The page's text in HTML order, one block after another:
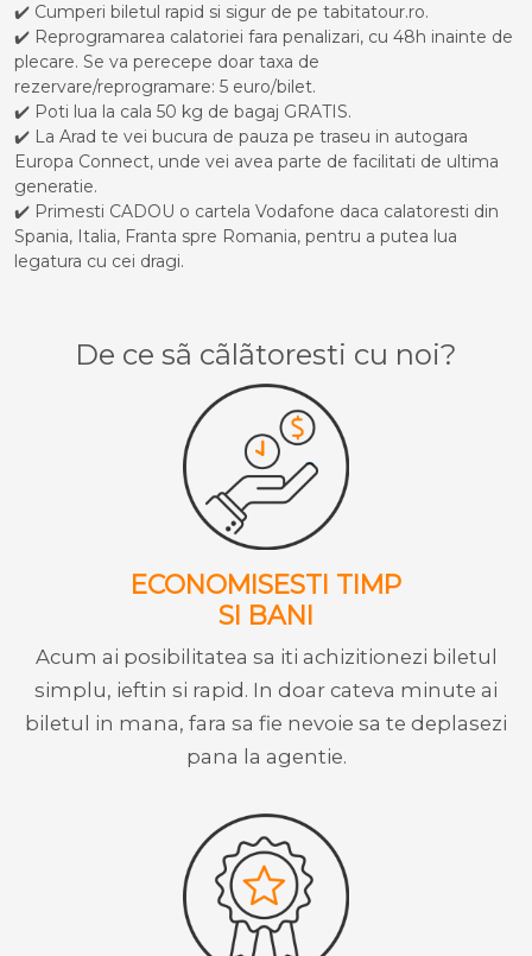
✔️ Cumperi biletul rapid si sigur de pe tabitatour.ro.
✔️ Reprogramarea calatoriei fara penalizari, cu 48h inainte de
plecare. Se va perecepe doar taxa de
rezervare/reprogramare: 5 euro/bilet.
✔️ Poti lua la cala 50 kg de bagaj GRATIS.
✔️ La Arad te vei bucura de pauza pe traseu in autogara
Europa Connect, unde vei avea parte de facilitati de ultima
generatie.
✔️ Primesti CADOU o cartela Vodafone daca calatoresti din
Spania, Italia, Franta spre Romania, pentru a putea lua
legatura cu cei dragi.
De ce sã cãlãtoresti cu noi?
ECONOMISESTI TIMP
SI BANI
Acum ai posibilitatea sa iti achizitionezi biletul
simplu, ieftin si rapid. In doar cateva minute ai
biletul in mana, fara sa fie nevoie sa te deplasezi
pana la agentie.